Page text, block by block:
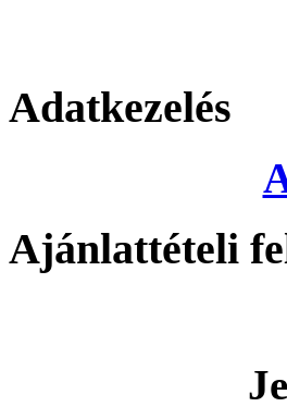
Adatkezelés
Ajánlattételi